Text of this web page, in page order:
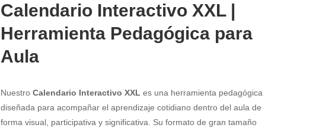
Calendario Interactivo XXL |
Herramienta Pedagógica para
Aula
Nuestro Calendario Interactivo XXL es una herramienta pedagógica
diseñada para acompañar el aprendizaje cotidiano dentro del aula de
forma visual, participativa y significativa. Su formato de gran tamaño